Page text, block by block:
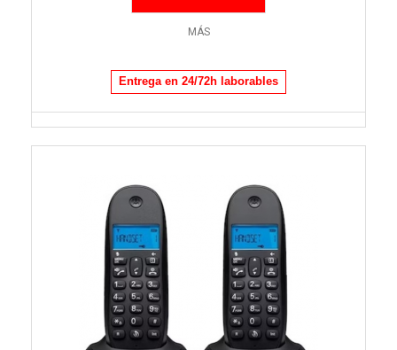
MÁS
Entrega en 24/72h laborables